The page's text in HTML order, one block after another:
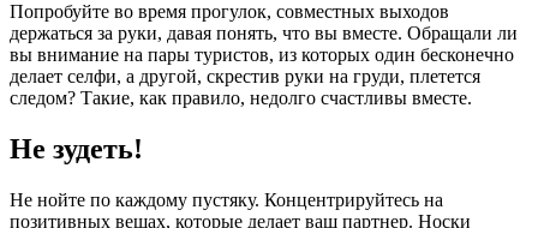
Попробуйте во время прогулок, совместных выходов
держаться за руки, давая понять, что вы вместе. Обращали ли
вы внимание на пары туристов, из которых один бесконечно
делает селфи, а другой, скрестив руки на груди, плетется
следом? Такие, как правило, недолго счастливы вместе.
Не зудеть!
Не нойте по каждому пустяку. Концентрируйтесь на
позитивных вещах, которые делает ваш партнер. Носки